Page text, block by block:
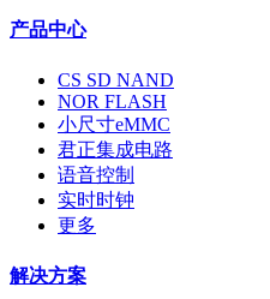
产品中心
CS SD NAND
NOR FLASH
小尺寸eMMC
君正集成电路
语音控制
实时时钟
更多
解决方案